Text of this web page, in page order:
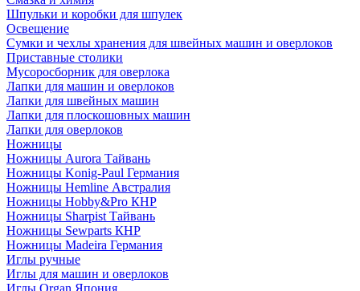
Шпульки и коробки для шпулек
Освещение
Сумки и чехлы хранения для швейных машин и оверлоков
Приставные столики
Мусоросборник для оверлока
Лапки для машин и оверлоков
Лапки для швейных машин
Лапки для плоскошовных машин
Лапки для оверлоков
Ножницы
Ножницы Aurora Тайвань
Ножницы Konig-Paul Германия
Ножницы Hemline Австралия
Ножницы Hobby&Pro КНР
Ножницы Sharpist Тайвань
Ножницы Sewparts КНР
Ножницы Madeira Германия
Иглы ручные
Иглы для машин и оверлоков
Иглы Organ Япония